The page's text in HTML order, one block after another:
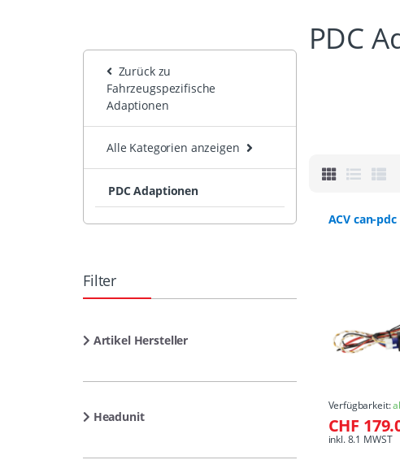
Zurück zu
Fahrzeugspezifische
Adaptionen
Alle Kategorien anzeigen
PDC Adaptionen
Filter
Artikel Hersteller
Headunit
PDC
ACV can-pdc
Verfügbarkeit:
CHF
inkl. 8.1 MWST